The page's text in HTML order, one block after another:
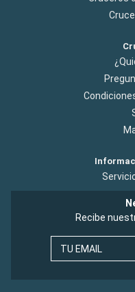
Recibe
TU EMAIL